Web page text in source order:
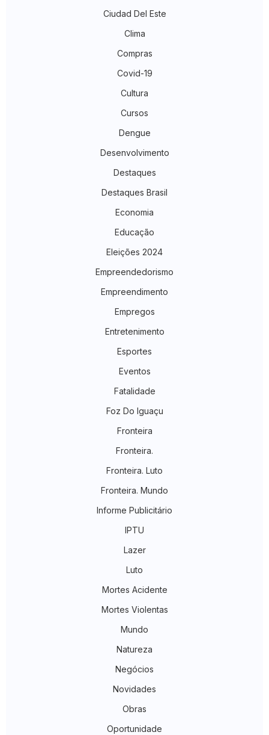
Ciudad Del Este
Clima
Compras
Covid-19
Cultura
Cursos
Dengue
Desenvolvimento
Destaques
Destaques Brasil
Economia
Educação
Eleições 2024
Empreendedorismo
Empreendimento
Empregos
Entretenimento
Esportes
Eventos
Fatalidade
Foz Do Iguaçu
Fronteira
Fronteira.
Fronteira. Luto
Fronteira. Mundo
Informe Publicitário
IPTU
Lazer
Luto
Mortes Acidente
Mortes Violentas
Mundo
Natureza
Negócios
Novidades
Obras
Oportunidade